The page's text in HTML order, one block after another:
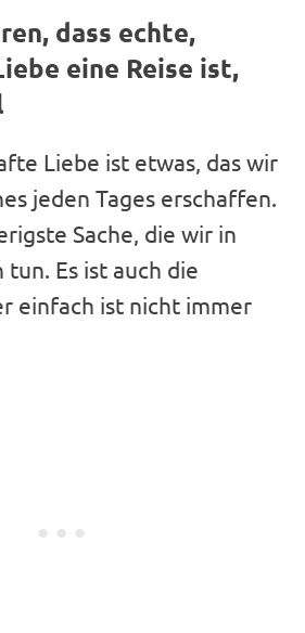
dass echte,
eine Reise ist,
Liebe ist etwas, das wir
jeden Tages erschaffen.
Sache, die wir in
Es ist auch die
einfach ist nicht immer